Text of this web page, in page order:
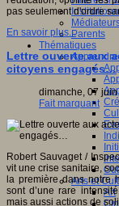
Parents
Thématiques
Arts et
Art
pas seulement d'ordre
En savoir plus...
Lettre ouverte aux
citoyens engagés…
dimanche, 07
Fait marquant
Robert Sauvaget /
vit une crise sanitaire,
la première dans notre
sont d’une rare
mais aussi actions de